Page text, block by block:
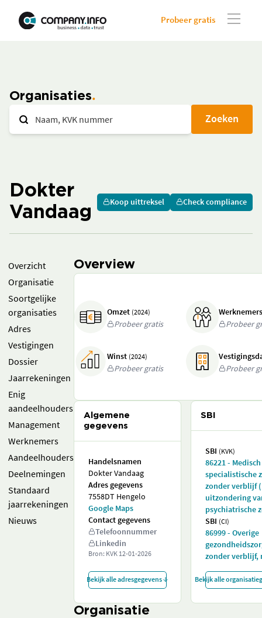
Probeer gratis
Organisaties
Zoeken
Dokter
Vandaag
Koop uittreksel Check compliance
Overzicht
Organisatie
Soortgelijke
organisaties
Adres
Vestigingen
Dossier
Jaarrekeningen
Enig
aandeelhouders
Management
Werknemers
Aandeelhouders
Deelnemingen
Standaard
jaarrekeningen
Nieuws
Overview
Omzet (2024)
Probeer gratis
Probeer
Winst (2024)
Probeer gratis
Probeer
Algemene
gegevens
Handelsnamen
Dokter Vandaag
Adres gegevens
7558DT Hengelo
Google Maps
Contact gegevens
Telefoonnummer
Linkedin
Bron: KVK 12-01-2026
Bekijk alle adresgegevens
SBI
SBI (KVK)
86221 - Medisch
specialistische
zonder verblijf
uitzondering
psychiatrische
SBI (CI)
86999 - Overige
zonder verblijf,
Bekijk alle
Organisatie